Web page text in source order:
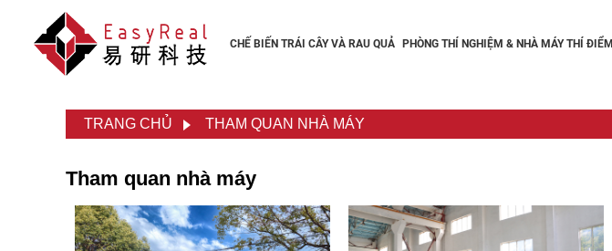
CHẾ BIẾN TRÁI CÂY VÀ RAU QUẢ PHÒNG THÍ NGHIỆM & NHÀ MÁY THÍ ĐIỂM
TRANG CHỦ THAM QUAN NHÀ MÁY
Tham quan nhà máy